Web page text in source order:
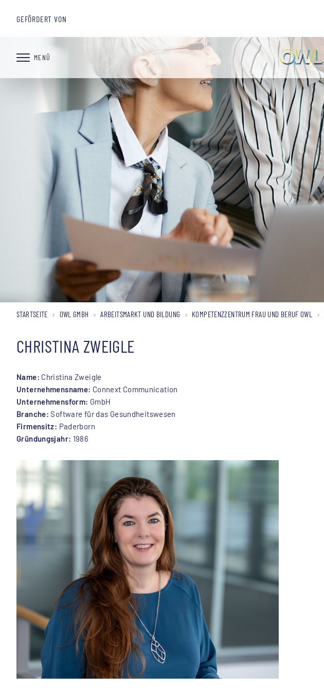
GEFÖRDERT VON
MENÜ
STARTSEITE OWL GMBH ARBEITSMARKT UND BILDUNG KOMPETENZZENTRUM FRAU UND BERUF OWL
CHRISTINA ZWEIGLE
Name: Christina Zweigle
Unternehmensname: Connext Communication
Unternehmensform: GmbH
Branche:Software für das Gesundheitswesen
Firmensitz: Paderborn
Gründungsjahr: 1986